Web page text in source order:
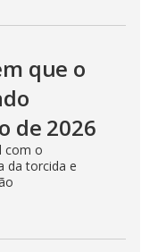
que o
de 2026
com o
da torcida e